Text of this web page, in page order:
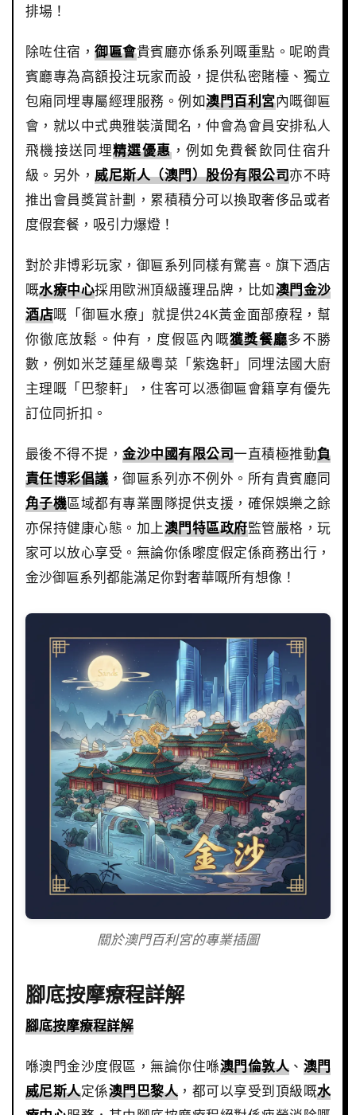
排場！
除咗住宿，御匾會貴賓廳亦係系列嘅重點。呢啲貴
賓廳專為高額投注玩家而設，提供私密賭檯、獨立
包廂同埋專屬經理服務。例如澳門百利宮內嘅御匾
會，就以中式典雅裝潢聞名，仲會為會員安排私人
飛機接送同埋精選優惠，例如免費餐飲同住宿升
級。另外，威尼斯人（澳門）股份有限公司亦不時
推出會員獎賞計劃，累積積分可以換取奢侈品或者
度假套餐，吸引力爆燈！
對於非博彩玩家，御匾系列同樣有驚喜。旗下酒店
嘅水療中心採用歐洲頂級護理品牌，比如澳門金沙
酒店嘅「御匾水療」就提供24K黃金面部療程，幫
你徹底放鬆。仲有，度假區內嘅獲獎餐廳多不勝
數，例如米芝蓮星級粵菜「紫逸軒」同埋法國大廚
主理嘅「巴黎軒」，住客可以憑御匾會籍享有優先
訂位同折扣。
最後不得不提，金沙中國有限公司一直積極推動負
責任博彩倡議，御匾系列亦不例外。所有貴賓廳同
角子機區域都有專業團隊提供支援，確保娛樂之餘
亦保持健康心態。加上澳門特區政府監管嚴格，玩
家可以放心享受。無論你係嚟度假定係商務出行，
金沙御匾系列都能滿足你對奢華嘅所有想像！
關於澳門百利宮的專業插圖
腳底按摩療程詳解
腳底按摩療程詳解
喺澳門金沙度假區，無論你住喺澳門倫敦人 、 澳門
威尼斯人定係澳門巴黎人 ，都可以享受到頂級嘅水